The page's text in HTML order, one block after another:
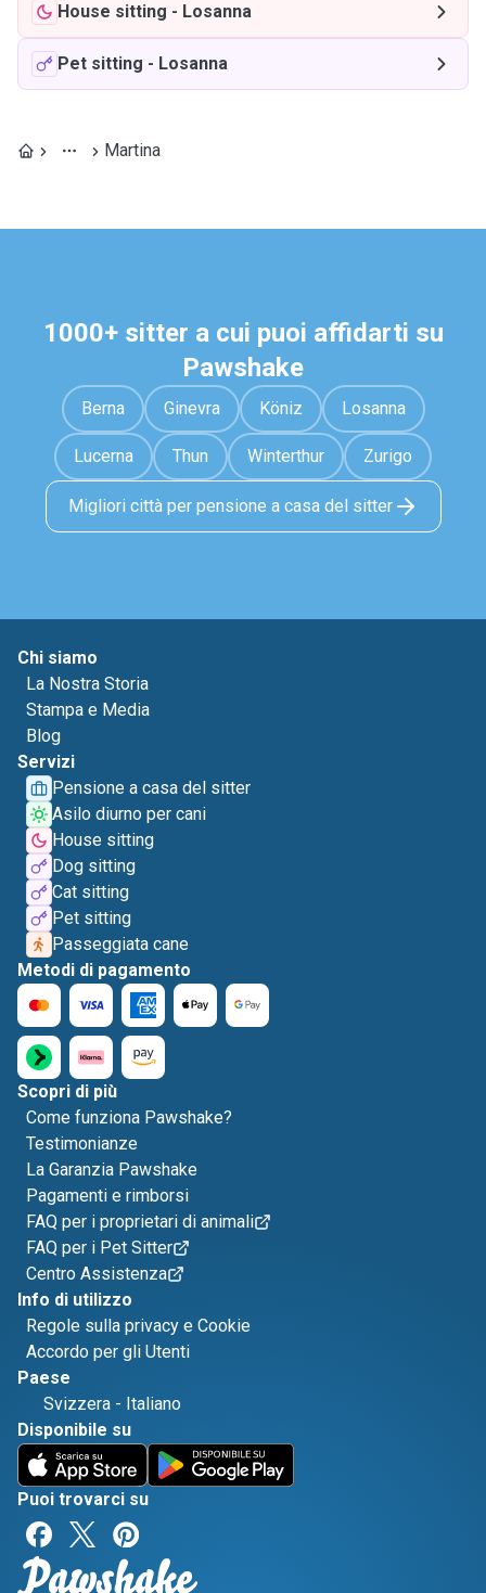
House sitting - Losanna
Pet sitting - Losanna
Martina
1000+ sitter a cui puoi affidarti su
Pawshake
Berna Ginevra Köniz Losanna
Lucerna Thun Winterthur Zurigo
Migliori città per pensione a casa del sitter
Chi siamo
La Nostra Storia
Stampa e Media
Blog
Servizi
Pensione a casa del sitter
Asilo diurno per cani
House sitting
Dog sitting
Cat sitting
Pet sitting
Passeggiata cane
Metodi di pagamento
Scopri di più
Come funziona Pawshake?
Testimonianze
La Garanzia Pawshake
Pagamenti e rimborsi
FAQ per i proprietari di animali
FAQ per i Pet Sitter
Centro Assistenza
Info di utilizzo
Regole sulla privacy e Cookie
Accordo per gli Utenti
Paese
Svizzera - Italiano
Disponibile su
Puoi trovarci su